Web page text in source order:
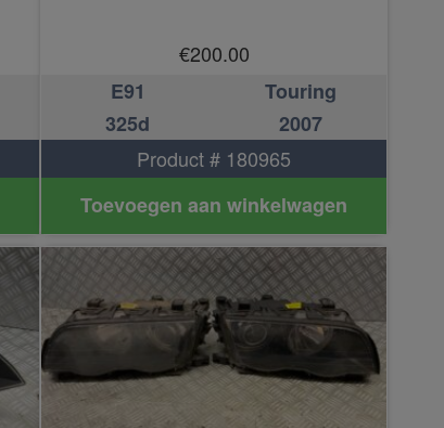
€200.00
E91
Touring
325d
2007
Product # 180965
Toevoegen aan winkelwagen